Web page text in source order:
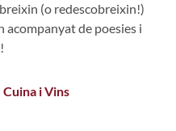
(o redescobreixin!)
acompanyat de poesies i
i Vins